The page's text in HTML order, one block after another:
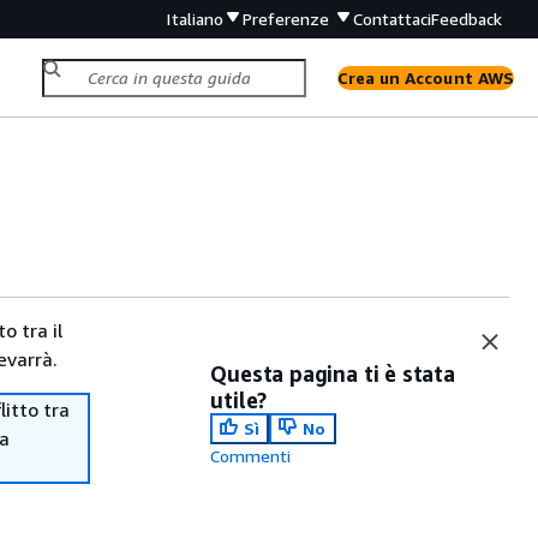
Italiano Preferenze ContattaciFeedback
Crea un Account AWS
tra il
tra
Questa pagina ti è stata
utile?
Sì
No
Commenti